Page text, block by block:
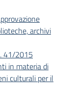
archivi
41/2015
in materia di
culturali per il